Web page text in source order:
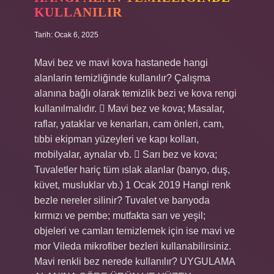
KULLANILIR
Tarih: Ocak 6, 2025
Mavi bez ve mavi kova hastanede hangi
alanlarin temizliğinde kullanılır? Çalışma
alanına bağlı olarak temizlik bezi ve kova rengi
kullanılmalıdır.  Mavi bez ve kova; Masalar,
raflar, yataklar ve kenarları, cam önleri, cam,
tıbbi ekipman yüzeyleri ve kapı kolları,
mobilyalar, aynalar vb.  Sarı bez ve kova;
Tuvaletler hariç tüm ıslak alanlar (banyo, duş,
küvet, musluklar vb.) 1 Ocak 2019 Hangi renk
bezle nereler silinir? Tuvalet ve banyoda
kırmızı ve pembe; mutfakta sarı ve yeşil;
objeleri ve camları temizlemek için ise mavi ve
mor Vileda mikrofiber bezleri kullanabilirsiniz.
Mavi renkli bez nerede kullanılır? UYGULAMA